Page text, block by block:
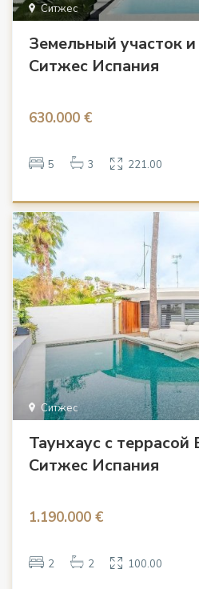
Ситжес
Земельный участок
Ситжес Испания
630.000 €
5 3 221.00
Ситжес
Таунхаус с
Ситжес Испания
1.190.000 €
2 2 100.00